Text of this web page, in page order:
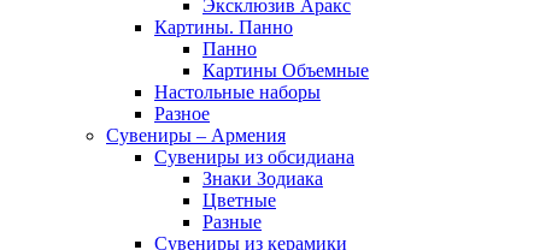
Эксклюзив Аракс
Картины. Панно
Панно
Картины Объемные
Настольные наборы
Разное
Сувениры – Армения
Сувениры из обсидиана
Знаки Зодиака
Цветные
Разные
Сувениры из керамики